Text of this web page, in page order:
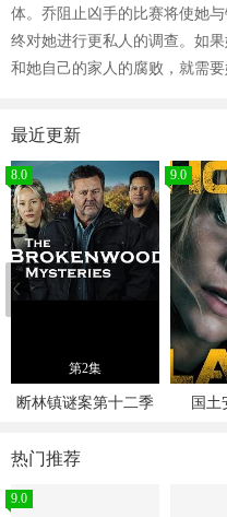
体。乔阻止凶手的比赛将使她
终对她进行更私人的调查。如
和她自己的家人的腐败，就需要
最近更新
8.0
第2集
断林镇谜案第十二季
9.0
国土
热门推荐
9.0